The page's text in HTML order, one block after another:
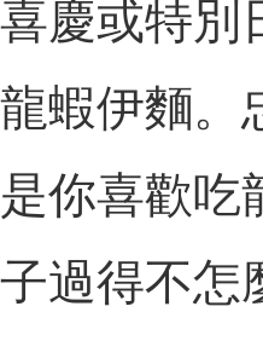
慶或特別
蝦伊麵。
你喜歡吃
過得不